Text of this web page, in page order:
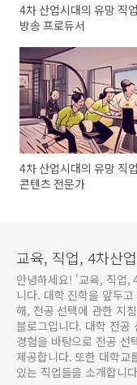
4차 산업시대의 유망 직
방송 프로듀서
4차 산업시대의 유망 직
콘텐츠 전문가
교육, 직업, 4차산업
안녕하세요! '교육, 직업,
니다. 대학 진학을 앞두
해, 전공 선택에 관한 지
블로그입니다. 대학 전공
경험을 바탕으로 전공 선
제공합니다. 또한 대학교
있는 직업들을 소개합니